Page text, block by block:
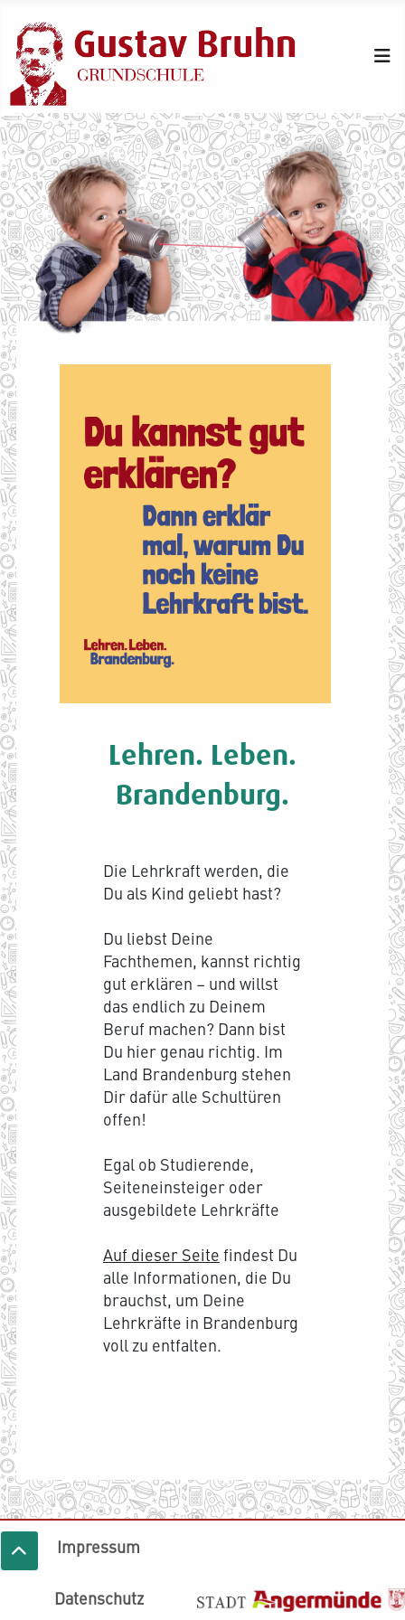
Lehren. Leben.
Brandenburg.
Die Lehrkraft werden, die
Du als Kind geliebt hast?
Du liebst Deine
Fachthemen, kannst richtig
gut erklären – und willst
das endlich zu Deinem
Beruf machen? Dann bist
Du hier genau richtig. Im
Land Brandenburg stehen
Dir dafür alle Schultüren
offen!
Egal ob Studierende,
Seiteneinsteiger oder
ausgebildete Lehrkräfte
Auf dieser Seite findest Du
alle Informationen, die Du
brauchst, um Deine
Lehrkräfte in Brandenburg
voll zu entfalten.
Impressum
Datenschutz